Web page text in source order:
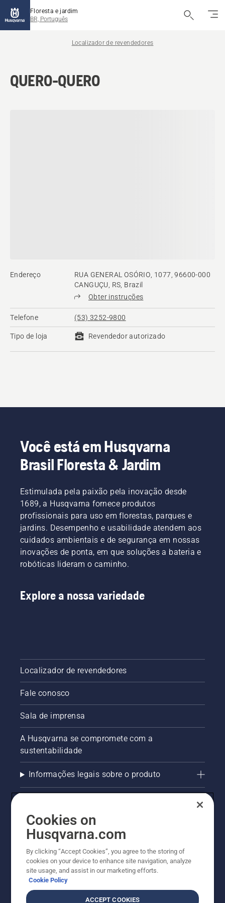
Floresta e jardim
BR, Português
Localizador de revendedores
QUERO-QUERO
Endereço
RUA GENERAL OSÓRIO, 1077, 96600-000
CANGUÇU, RS, Brazil
Obter instruções
Telefone (53) 3252-9800
Tipo de loja Revendedor autorizado
Você está em Husqvarna
Brasil Floresta & Jardim
Estimulada pela paixão pela inovação desde
1689, a Husqvarna fornece produtos
profissionais para uso em florestas, parques e
jardins. Desempenho e usabilidade atendem aos
cuidados ambientais e de segurança em nossas
inovações de ponta, em que soluções a bateria e
robóticas lideram o caminho.
Explore a nossa variedade
Localizador de revendedores
Fale conosco
Sala de imprensa
A Husqvarna se compromete com a
sustentabilidade
Informações legais sobre o produto
Outros sites Husqvarna
Trabalhe Conosco
Cookies on
Husqvarna.com
By clicking “Accept Cookies”, you agree to the storing of
cookies on your device to enhance site navigation, analyze
site usage, and assist in our marketing efforts.
Cookie Policy
ACCEPT COOKIES